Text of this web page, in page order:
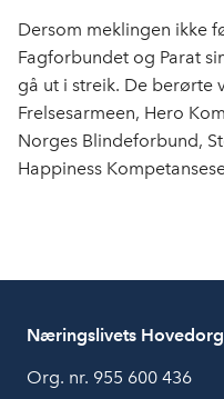
Dersom meklingen ikke
Fagforbundet og Parat
gå ut i streik. De berørte
Frelsesarmeen, Hero
Norges Blindeforbund,
Happiness
Næringslivets
Org. nr. 955 600 436